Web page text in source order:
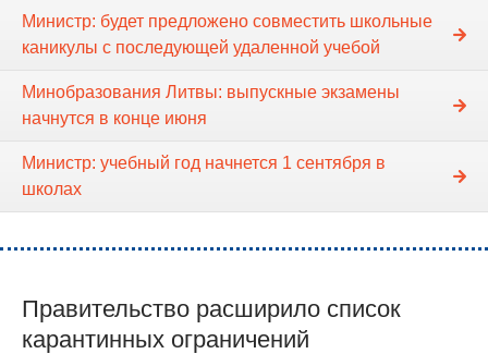
Министр: будет предложено совместить школьные
каникулы с последующей удаленной учебой
Минобразования Литвы: выпускные экзамены
начнутся в конце июня
Министр: учебный год начнется 1 сентября в
школах
Правительство расширило список
карантинных ограничений